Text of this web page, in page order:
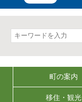
町の案内
移住・観光